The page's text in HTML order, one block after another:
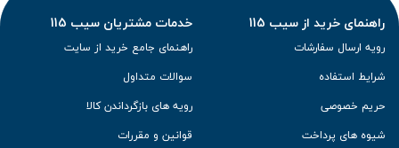
راهنمای خرید از سیب 115
رویه ارسال سفارشات
شرایط استفاده
حریم خصوصی
شیوه های پرداخت
خدمات مشتریان سیب 115
راهنمای جامع خرید از سایت
سوالات متداول
رویه های بازگرداندن کالا
قوانین و مقررات